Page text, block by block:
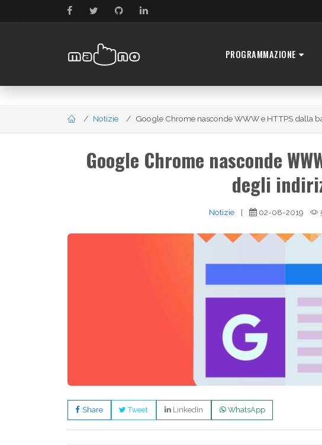
PROGRAMMAZIONE
Notizie Google Chrome nasconde WWW e HTTPS dalla
Google Chrome nasconde
degli
Notizie | 02-08-2019
Share Tweet LinkedIn WhatsApp